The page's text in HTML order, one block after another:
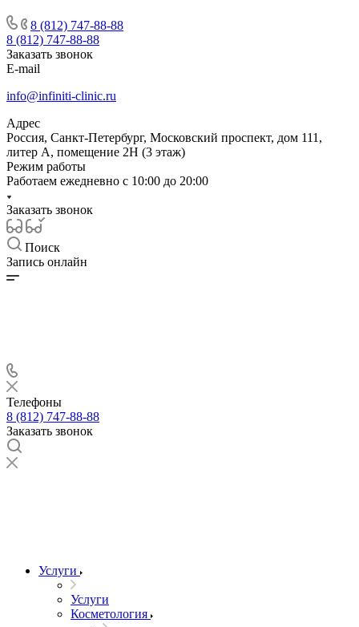
8 (812) 747-88-88
8 (812) 747-88-88
Заказать звонок
E-mail
info@infiniti-clinic.ru
Адрес
Россия, Санкт-Петербург, Московский проспект, дом 111,
литер А, помещение 2Н (3 этаж)
Режим работы
Работаем ежедневно с 10:00 до 20:00
Заказать звонок
Поиск
Запись онлайн
Телефоны
8 (812) 747-88-88
Заказать звонок
Услуги
Услуги
Косметология